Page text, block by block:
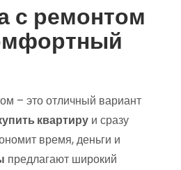
с ремонтом
– это отличный вариант
квартиру и сразу
время, деньги и
предлагают широкий